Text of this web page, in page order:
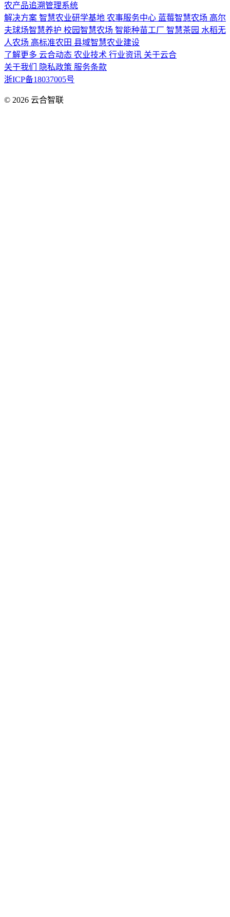
农产品追溯管理系统
解决方案 智慧农业研学基地 农事服务中心 蓝莓智慧农场 高尔
夫球场智慧养护 校园智慧农场 智能种苗工厂 智慧茶园 水稻无
人农场 高标准农田 县域智慧农业建设
了解更多 云合动态 农业技术 行业资讯 关于云合
关于我们
隐私政策 服务条款
浙ICP备18037005号
© 2026 云合智联